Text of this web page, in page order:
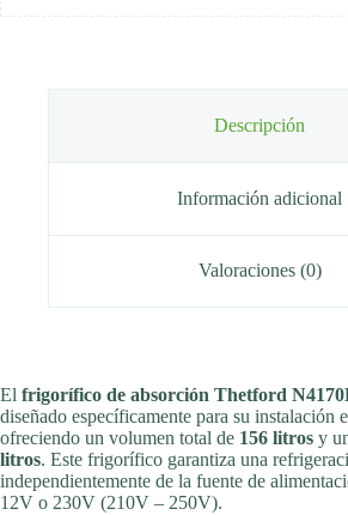
Descripción
Información adicional
Valoraciones (0)
El frigorífico de absorción Thetford
diseñado específicamente para su instalación
ofreciendo un volumen total de 156 litros y
litros. Este frigorífico garantiza una
independientemente de la fuente de
12V o 230V (210V – 250V).